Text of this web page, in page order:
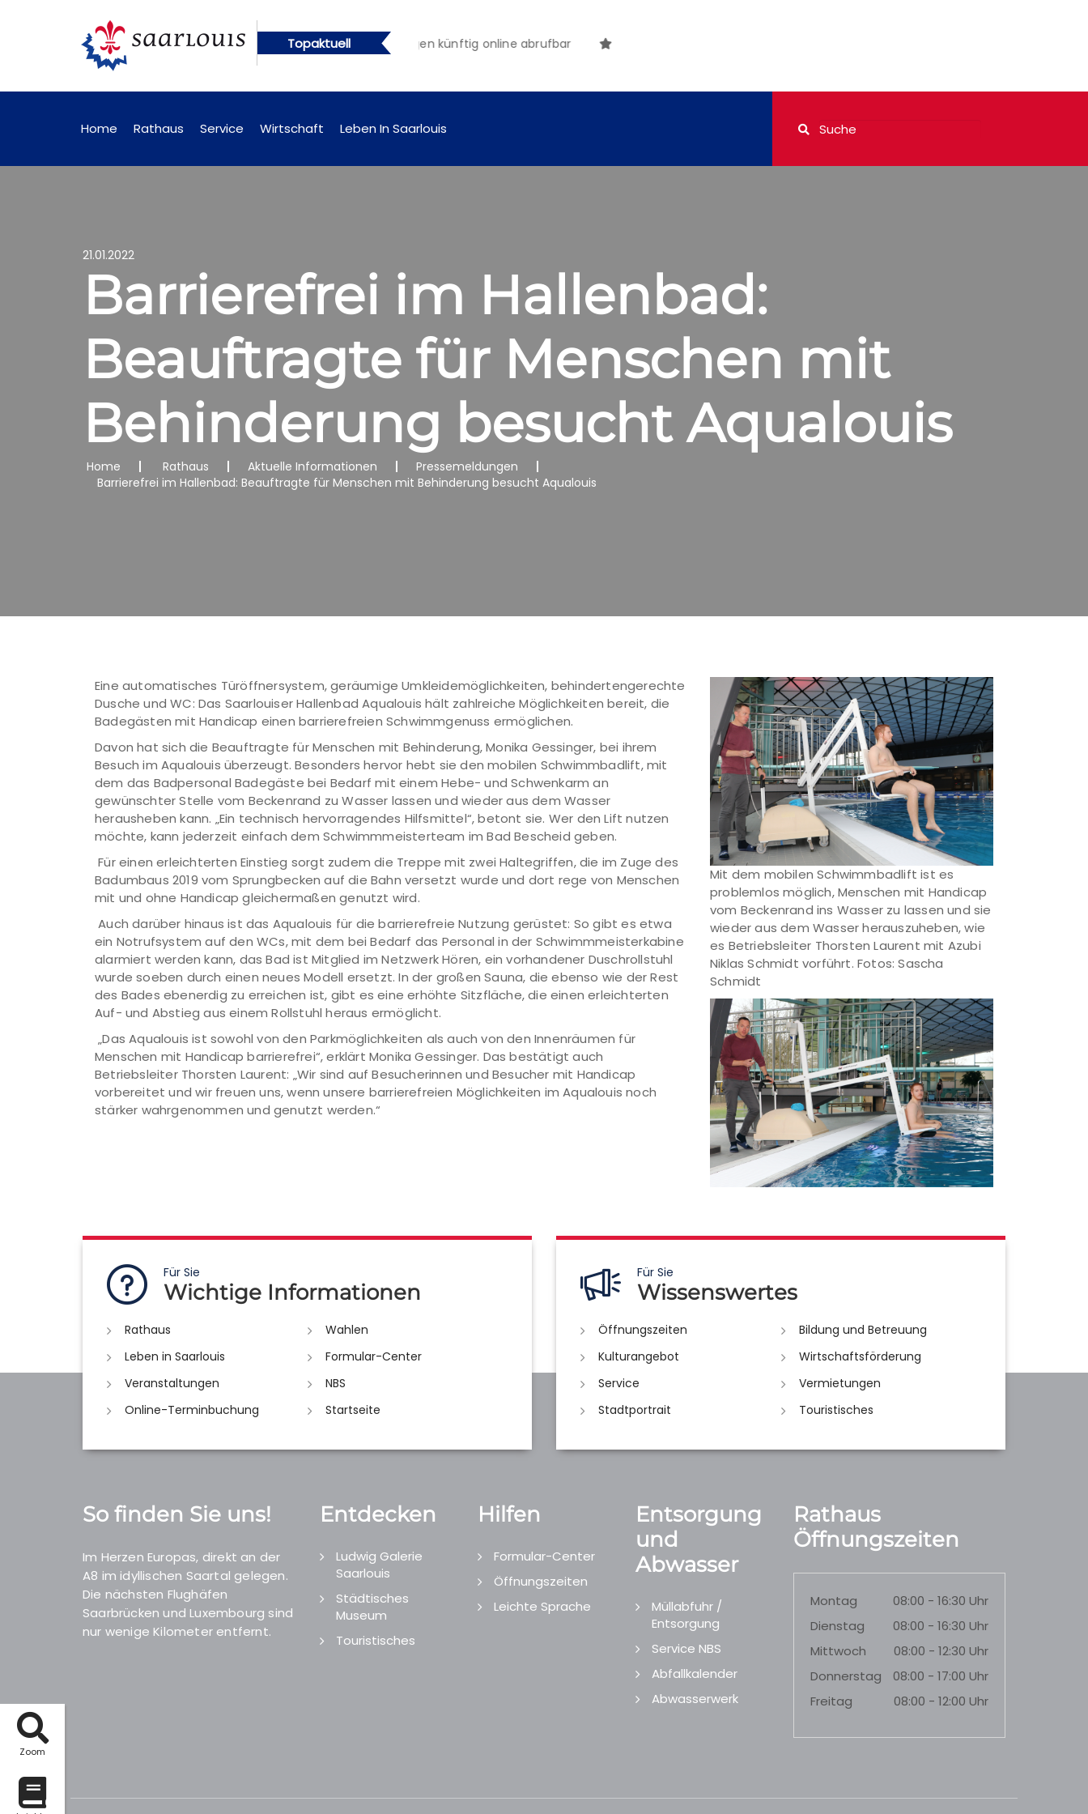
Zoom
Topaktuell
künftig online abrufbar Öffentliche Bekanntmachungen künftig online abrufbar
Home Rathaus Service Wirtschaft Leben In Saarlouis
21.01.2022
Barrierefrei im Hallenbad:
Beauftragte für Menschen mit
Behinderung besucht Aqualouis
Home Rathaus Aktuelle Informationen
Pressemeldungen
Barrierefrei im Hallenbad: Beauftragte für Menschen mit Behinderung besucht Aqualouis
Eine automatisches Türöffnersystem, geräumige Umkleidemöglichkeiten, behindertengerechte
Dusche und WC: Das Saarlouiser Hallenbad Aqualouis hält zahlreiche Möglichkeiten bereit, die
Badegästen mit Handicap einen barrierefreien Schwimmgenuss ermöglichen.
Davon hat sich die Beauftragte für Menschen mit Behinderung, Monika Gessinger, bei ihrem
Besuch im Aqualouis überzeugt. Besonders hervor hebt sie den mobilen Schwimmbadlift, mit
dem das Badpersonal Badegäste bei Bedarf mit einem Hebe- und Schwenkarm an
gewünschter Stelle vom Beckenrand zu Wasser lassen und wieder aus dem Wasser
herausheben kann. „Ein technisch hervorragendes Hilfsmittel“, betont sie. Wer den Lift nutzen
möchte, kann jederzeit einfach dem Schwimmmeisterteam im Bad Bescheid geben.
Für einen erleichterten Einstieg sorgt zudem die Treppe mit zwei Haltegriffen, die im Zuge des
Badumbaus 2019 vom Sprungbecken auf die Bahn versetzt wurde und dort rege von Menschen
mit und ohne Handicap gleichermaßen genutzt wird.
Auch darüber hinaus ist das Aqualouis für die barrierefreie Nutzung gerüstet: So gibt es etwa
ein Notrufsystem auf den WCs, mit dem bei Bedarf das Personal in der Schwimmmeisterkabine
alarmiert werden kann, das Bad ist Mitglied im Netzwerk Hören, ein vorhandener Duschrollstuhl
wurde soeben durch einen neues Modell ersetzt. In der großen Sauna, die ebenso wie der Rest
des Bades ebenerdig zu erreichen ist, gibt es eine erhöhte Sitzfläche, die einen erleichterten
Auf- und Abstieg aus einem Rollstuhl heraus ermöglicht.
„Das Aqualouis ist sowohl von den Parkmöglichkeiten als auch von den Innenräumen für
Menschen mit Handicap barrierefrei“, erklärt Monika Gessinger. Das bestätigt auch
Betriebsleiter Thorsten Laurent: „Wir sind auf Besucherinnen und Besucher mit Handicap
vorbereitet und wir freuen uns, wenn unsere barrierefreien Möglichkeiten im Aqualouis noch
stärker wahrgenommen und genutzt werden.“
Mit dem mobilen Schwimmbadlift ist es
problemlos möglich, Menschen mit Handicap
vom Beckenrand ins Wasser zu lassen und sie
wieder aus dem Wasser herauszuheben, wie
es Betriebsleiter Thorsten Laurent mit Azubi
Niklas Schmidt vorführt. Fotos: Sascha
Schmidt
Für Sie
Wichtige Informationen
Rathaus
Wahlen
Leben in Saarlouis
Formular-Center
Veranstaltungen
NBS
Online-Terminbuchung
Startseite
Für Sie
Wissenswertes
Öffnungszeiten
Bildung und Betreuung
Kulturangebot
Wirtschaftsförderung
Service
Vermietungen
Stadtportrait
Touristisches
So finden Sie uns!
Im Herzen Europas, direkt an der
A8 im idyllischen Saartal gelegen.
Die nächsten Flughäfen
Saarbrücken und Luxembourg sind
nur wenige Kilometer entfernt.
Entdecken
Ludwig Galerie
Saarlouis
Städtisches
Museum
Touristisches
Hilfen
Formular-Center
Öffnungszeiten
Leichte Sprache
Entsorgung
und
Abwasser
Müllabfuhr /
Entsorgung
Service NBS
Abfallkalender
Abwasserwerk
Rathaus
Öffnungszeiten
Montag
08:00 - 16:30 Uhr
Dienstag
08:00 - 16:30 Uhr
Mittwoch
08:00 - 12:30 Uhr
Donnerstag
08:00 - 17:00 Uhr
Freitag
08:00 - 12:00 Uhr